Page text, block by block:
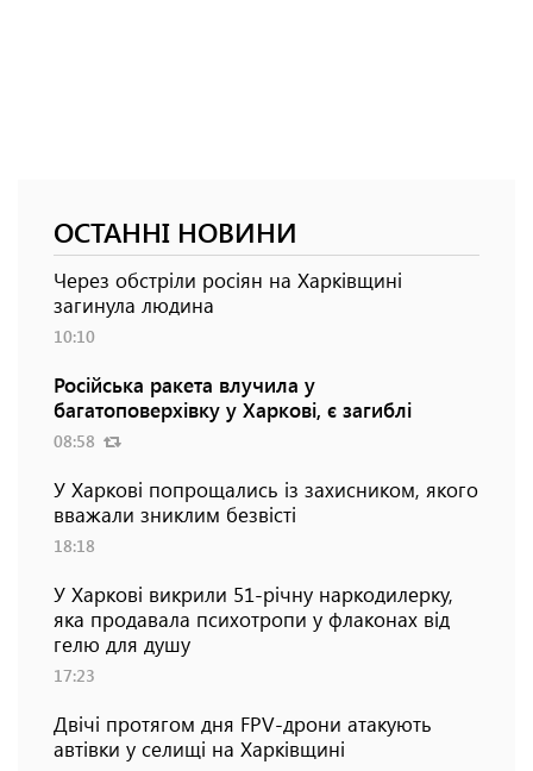
ОСТАННІ НОВИНИ
Через обстріли росіян на Харківщині
загинула людина
10:10
Російська ракета влучила у
багатоповерхівку у Харкові, є загиблі
08:58
У Харкові попрощались із захисником, якого
вважали зниклим безвісті
18:18
У Харкові викрили 51-річну наркодилерку,
яка продавала психотропи у флаконах від
гелю для душу
17:23
Двічі протягом дня FPV-дрони атакують
автівки у селищі на Харківщині